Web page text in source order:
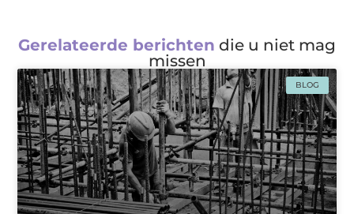
Gerelateerde berichten die u niet mag
missen
BLOG